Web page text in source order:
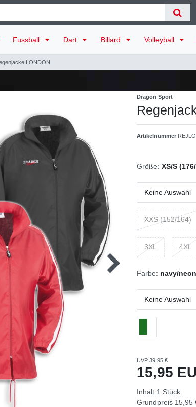
Fussball Dart Billard Volleyball
LONDON
Dragon Sport
Artikelnummer
Größe: XS/S
Keine Auswahl
XXS (152/164)
3XL 4XL
Farbe: navy/
Keine Auswahl
UVP 39,95 €
15,95
Inhalt 1 Stück
Grundpreis 15,95